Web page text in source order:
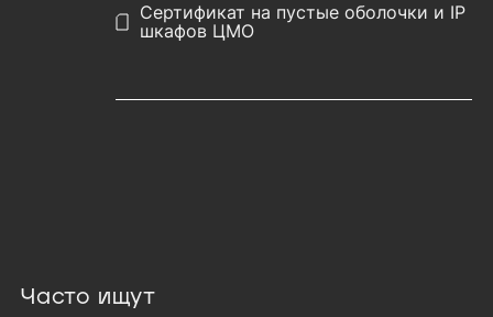
Сертификат на пустые оболочки и IP
шкафов ЦМО
Часто ищут